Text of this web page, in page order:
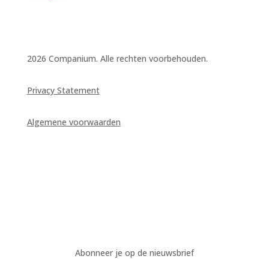
2026 Companium. Alle rechten voorbehouden.
Privacy Statement
Algemene voorwaarden
Abonneer je op de nieuwsbrief